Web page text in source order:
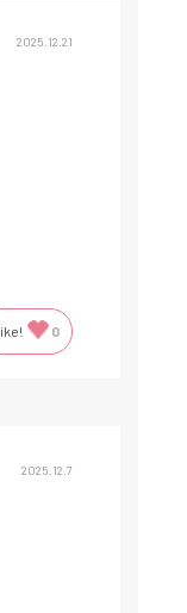
2025.12.21
0
2025.12.7